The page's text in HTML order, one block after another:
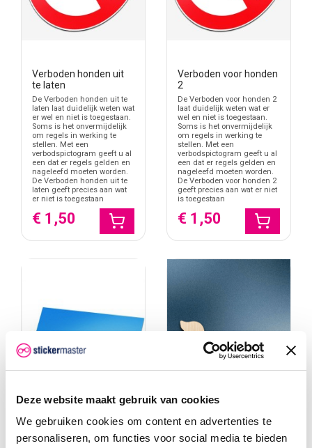
Deze website maakt gebruik van cookies
We gebruiken cookies om content en advertenties te
personaliseren, om functies voor social media te bieden
Verboden honden uit
te laten
De Verboden honden uit te
laten laat duidelijk weten wat
er wel en niet is toegestaan.
Soms is het onvermijdelijk
om regels in werking te
stellen. Met een
verbodspictogram geeft u al
een dat er regels gelden en
nageleefd moeten worden.
De Verboden honden uit te
laten geeft precies aan wat
er niet is toegestaan
€ 1,50
Verboden voor honden
2
De Verboden voor honden 2
laat duidelijk weten wat er
wel en niet is toegestaan.
Soms is het onvermijdelijk
om regels in werking te
stellen. Met een
verbodspictogram geeft u al
een dat er regels gelden en
nageleefd moeten worden.
De Verboden voor honden 2
geeft precies aan wat er niet
is toegestaan
€ 1,50